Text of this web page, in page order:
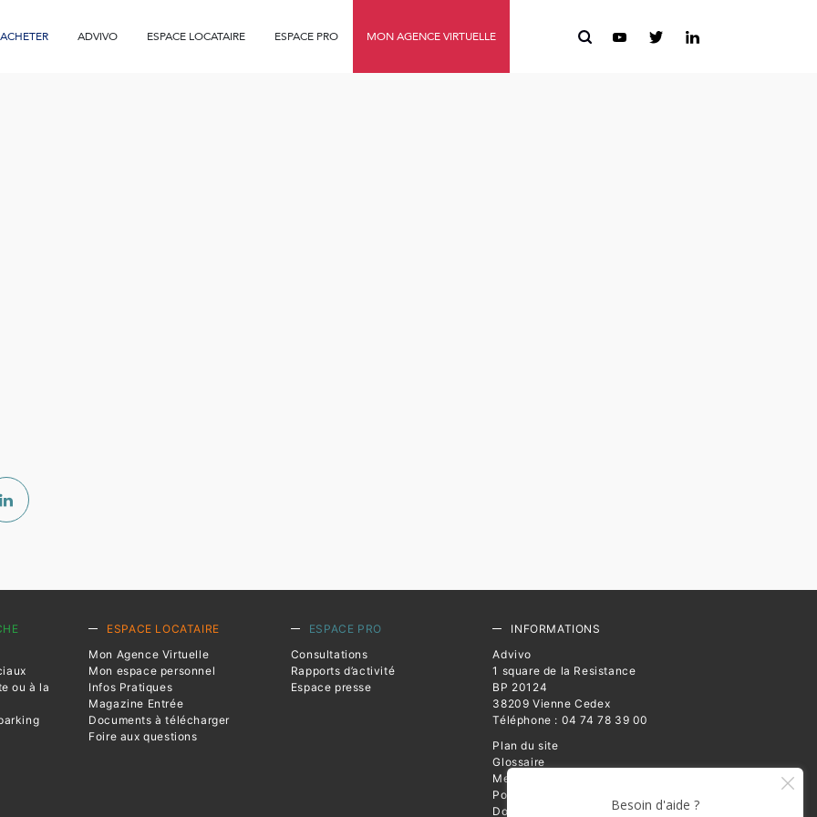
ACHETER ADVIVO ESPACE LOCATAIRE ESPACE PRO MON AGENCE VIRTUELLE
ou à la
ESPACE LOCATAIRE
Mon Agence Virtuelle
Mon espace personnel
Infos Pratiques
Magazine Entrée
Documents à télécharger
Foire aux questions
ESPACE PRO
Consultations
Rapports d’activité
Espace presse
INFORMATIONS
Advivo
1 square de la Resistance
BP 20124
38209 Vienne Cedex
Téléphone : 04 74 78 39 00
Plan du site
Glossaire
Mentions légales
Politique de Protection des
Données